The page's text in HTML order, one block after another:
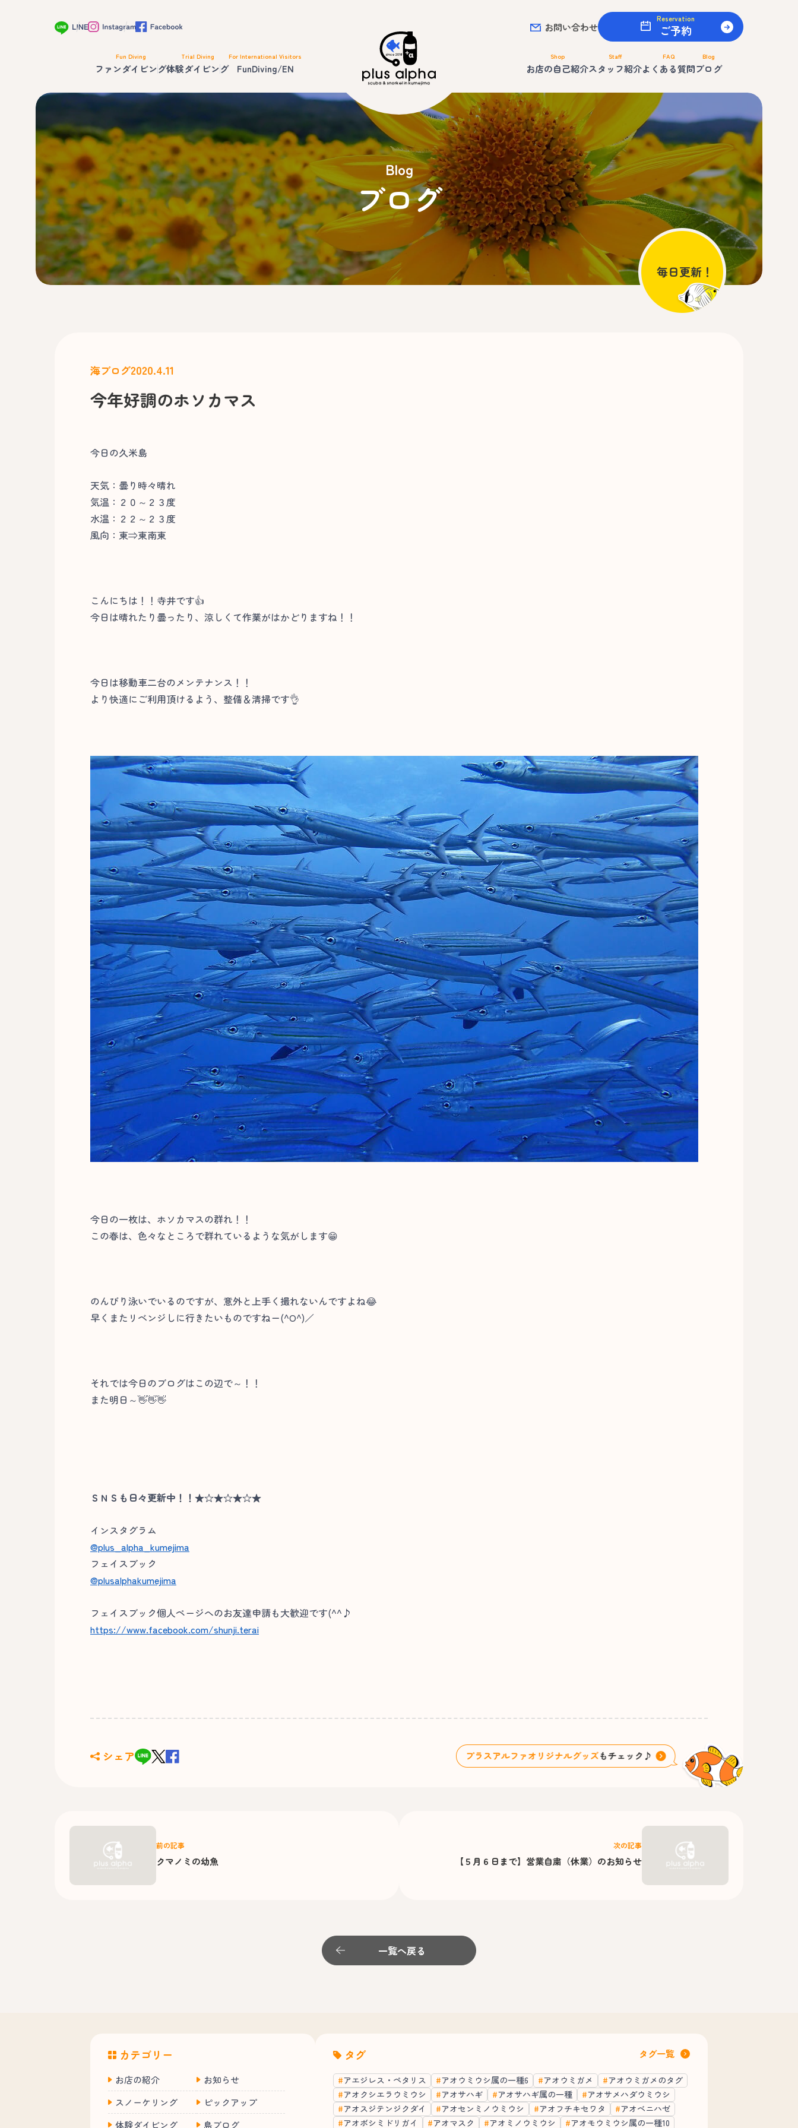
お問い合わせ
Reservation
ご予約
Fun Diving
ファンダイビング
Trial Diving
体験ダイビング
For International Visitors
FunDiving/EN
Shop
お店の自己紹介
Staff
スタッフ紹介
FAQ
よくある質問
Blog
ブログ
Blog
ブログ
海ブログ2020.4.11
今年好調のホソカマス
今日の久米島
天気：曇り時々晴れ
気温：２０～２３度
水温：２２～２３度
風向：東⇒東南東
こんにちは！！寺井です👍
今日は晴れたり曇ったり、涼しくて作業がはかどりますね！！
今日は移動車二台のメンテナンス！！
より快適にご利用頂けるよう、整備＆清掃です👌
今日の一枚は、ホソカマスの群れ！！
この春は、色々なところで群れているような気がします😁
のんびり泳いでいるのですが、意外と上手く撮れないんですよね😂
早くまたリベンジしに行きたいものですねー(^O^)／
それでは今日のブログはこの辺で～！！
また明日～👋👋👋
ＳＮＳも日々更新中！！★☆★☆★☆★
インスタグラム
@plus_alpha_kumejima
フェイスブック
@plusalphakumejima
フェイスブック個人ページへのお友達申請も大歓迎です(^^♪
https://www.facebook.com/shunji.terai
シェア
前の記事
クマノミの幼魚
次の記事
【５月６日まで】営業自粛（休業）のお知らせ
一覧へ戻る
カテゴリー
お店の紹介
お知らせ
スノーケリング
ピックアップ
体験ダイビング
島ブログ
タグ タグ一覧
アエジレス・ペタリス アオウミウシ属の一種6 アオウミガメ
アオウミガメのタグ
アオクシエラウミウシ
アオサハギ アオサハギ属の一種
アオサメハダウミウシ
アオスジテンジクダイ
アオセンミノウミウシ アオフチキセワタ
アオベニハゼ
アオボシミドリガイ
アオマスク アオミノウミウシ アオモウミウシ属の一種10